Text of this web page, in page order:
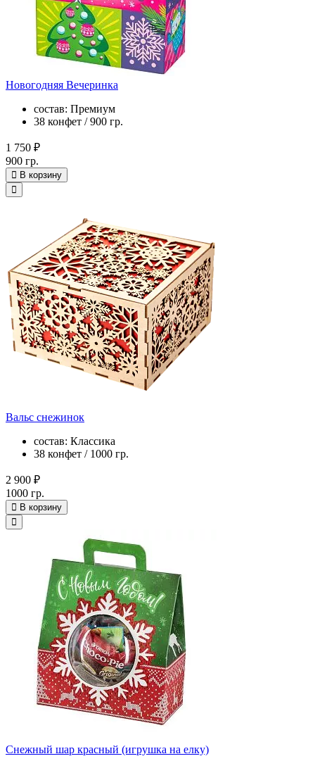
Новогодняя Вечеринка
состав: Премиум
38 конфет / 900 гр.
1 750 ₽
900 гр.
В корзину
Вальс снежинок
состав: Классика
38 конфет / 1000 гр.
2 900 ₽
1000 гр.
В корзину
Снежный шар красный (игрушка на елку)